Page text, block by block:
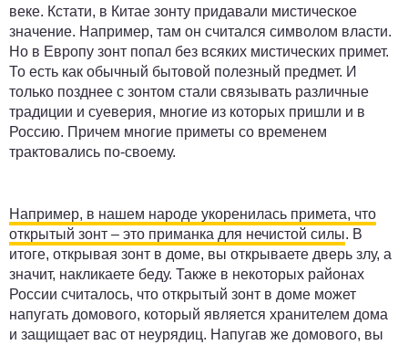
веке. Кстати, в Китае зонту придавали мистическое
значение. Например, там он считался символом власти.
Но в Европу зонт попал без всяких мистических примет.
То есть как обычный бытовой полезный предмет. И
только позднее с зонтом стали связывать различные
традиции и суеверия, многие из которых пришли и в
Россию. Причем многие приметы со временем
трактовались по-своему.
Например, в нашем народе укоренилась примета, что
открытый зонт – это приманка для нечистой силы. В
итоге, открывая зонт в доме, вы открываете дверь злу, а
значит, накликаете беду. Также в некоторых районах
России считалось, что открытый зонт в доме может
напугать домового, который является хранителем дома
и защищает вас от неурядиц. Напугав же домового, вы